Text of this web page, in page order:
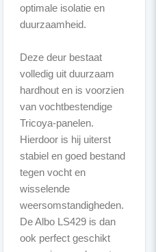
optimale isolatie en
duurzaamheid.
Deze deur bestaat
volledig uit duurzaam
hardhout en is voorzien
van vochtbestendige
Tricoya-panelen.
Hierdoor is hij uiterst
stabiel en goed bestand
tegen vocht en
wisselende
weersomstandigheden.
De Albo LS429 is dan
ook perfect geschikt